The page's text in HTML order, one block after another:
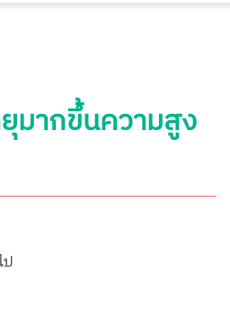
มากขึ้นความสูง